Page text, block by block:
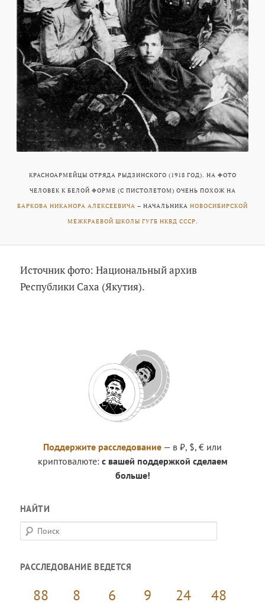
КРАСНОАРМЕЙЦЫ ОТРЯДА РЫДЗИНСКОГО (1918 ГОД). НА ФОТО
ЧЕЛОВЕК К БЕЛОЙ ФОРМЕ (С ПИСТОЛЕТОМ) ОЧЕНЬ ПОХОЖ НА
БАРКОВА НИКАНОРА АЛЕКСЕЕВИЧА – НАЧАЛЬНИКА НОВОСИБИРСКОЙ
МЕЖКРАЕВОЙ ШКОЛЫ ГУГБ НКВД СССР.
Источник фото: Национальный архив
Республики Саха (Якутия).
Поддержите расследование — в ₽, $, € или
криптовалюте: с вашей поддержкой сделаем
больше!
НАЙТИ
П
о
с
РАССЛЕДОВАНИЕ ВЕДЕТСЯ
88 8 6 9 24 49